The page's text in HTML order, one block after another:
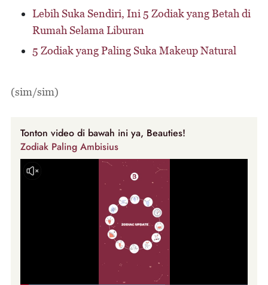
Lebih Suka Sendiri, Ini 5 Zodiak yang Betah di
Rumah Selama Liburan
5 Zodiak yang Paling Suka Makeup Natural
(sim/sim)
Tonton video di bawah ini ya, Beauties!
Zodiak Paling Ambisius